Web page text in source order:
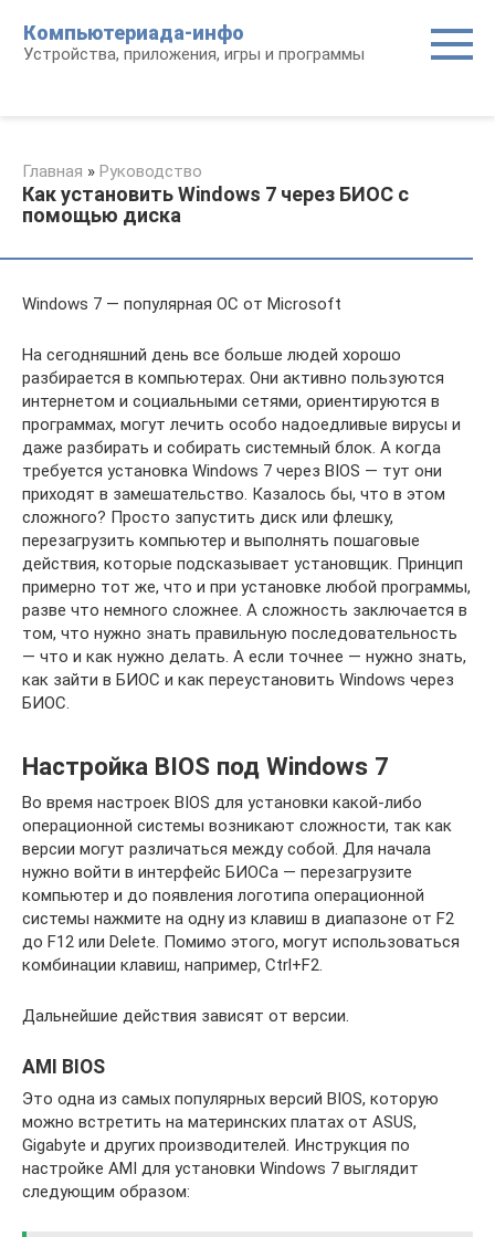
контенту
Компьютериада-инфо
Устройства, приложения, игры и программы
Главная » Руководство
Как установить Windows 7 через БИОС с
помощью диска
Windows 7 — популярная ОС от Microsoft
На сегодняшний день все больше людей хорошо
разбирается в компьютерах. Они активно пользуются
интернетом и социальными сетями, ориентируются в
программах, могут лечить особо надоедливые вирусы и
даже разбирать и собирать системный блок. А когда
требуется установка Windows 7 через BIOS — тут они
приходят в замешательство. Казалось бы, что в этом
сложного? Просто запустить диск или флешку,
перезагрузить компьютер и выполнять пошаговые
действия, которые подсказывает установщик. Принцип
примерно тот же, что и при установке любой программы,
разве что немного сложнее. А сложность заключается в
том, что нужно знать правильную последовательность
— что и как нужно делать. А если точнее — нужно знать,
как зайти в БИОС и как переустановить Windows через
БИОС.
Настройка BIOS под Windows 7
Во время настроек BIOS для установки какой-либо
операционной системы возникают сложности, так как
версии могут различаться между собой. Для начала
нужно войти в интерфейс БИОСа — перезагрузите
компьютер и до появления логотипа операционной
системы нажмите на одну из клавиш в диапазоне от F2
до F12 или Delete. Помимо этого, могут использоваться
комбинации клавиш, например, Ctrl+F2.
Дальнейшие действия зависят от версии.
AMI BIOS
Это одна из самых популярных версий BIOS, которую
можно встретить на материнских платах от ASUS,
Gigabyte и других производителей. Инструкция по
настройке AMI для установки Windows 7 выглядит
следующим образом: